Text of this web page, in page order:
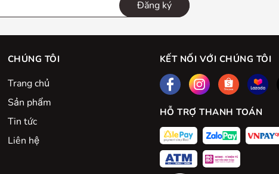
Đăng ký
CHÚNG TÔI
Trang chủ
Sản phẩm
Tin tức
Liên hệ
KẾT NỐI VỚI CHÚNG TÔI
HỖ TRỢ THANH TOÁN